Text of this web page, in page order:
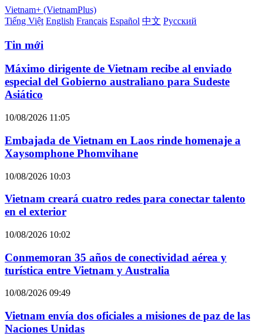
Vietnam+ (VietnamPlus)
Tiếng Việt English Français Español 中文 Русский
Tin mới
Máximo dirigente de Vietnam recibe al enviado
especial del Gobierno australiano para Sudeste
Asiático
10/08/2026 11:05
Embajada de Vietnam en Laos rinde homenaje a
Xaysomphone Phomvihane
10/08/2026 10:03
Vietnam creará cuatro redes para conectar talento
en el exterior
10/08/2026 10:02
Conmemoran 35 años de conectividad aérea y
turística entre Vietnam y Australia
10/08/2026 09:49
Vietnam envía dos oficiales a misiones de paz de las
Naciones Unidas